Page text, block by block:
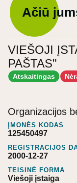
Ačiū
VIEŠOJI
PAŠTAS"
Atskaitingas
Organizacijos
ĮMONĖS KODAS
125450497
REGISTRACIJOS
2000-12-27
TEISINĖ FORMA
Viešoji įstaiga